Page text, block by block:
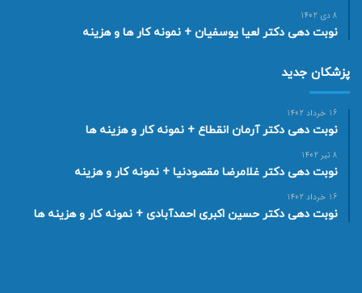
8 دی 1402
نوبت دهی دکتر لعیا یوسفیان + نمونه کار ها و هزینه
پزشکان جدید
16 خرداد 1402
نوبت دهی دکتر آرمان انقطاع + نمونه کار و هزینه ها
8 تیر 1402
نوبت دهی دکتر غلامرضا مقصودنیا + نمونه کار و هزینه
16 خرداد 1402
نوبت دهی دکتر حسین اکبری احمدآبادی + نمونه کار و هزینه ها